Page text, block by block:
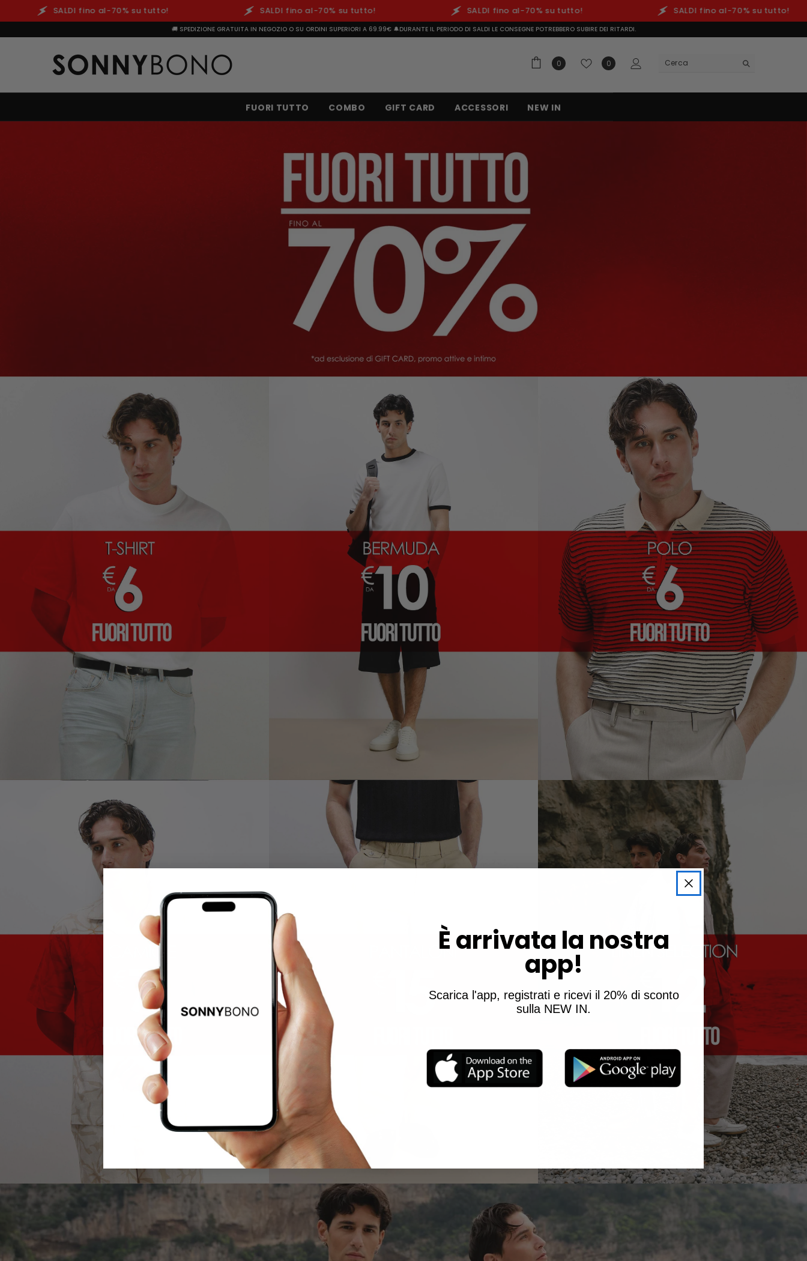
fino al-70% su tutto! SALDI fino al-70% su tutto! SALDI fino al-70% su tutto! SALDI fino al-70% su tutto!
🚚 SPEDIZIONE GRATUITA IN NEGOZIO O SU ORDINI SUPERIORI A 69.99€ 🔔DURANTE IL PERIODO DI SALDI LE CONSEGNE POTREBBERO SUBIRE DEI RITARDI.
00 prodotti 0Lista dei desideri
FUORI TUTTO COMBO GIFT CARD ACCESSORI NEW IN
Èarrivata la nostra
app!
Scarica l'app, registrati e ricevi il 20% di sconto
sulla NEW IN.